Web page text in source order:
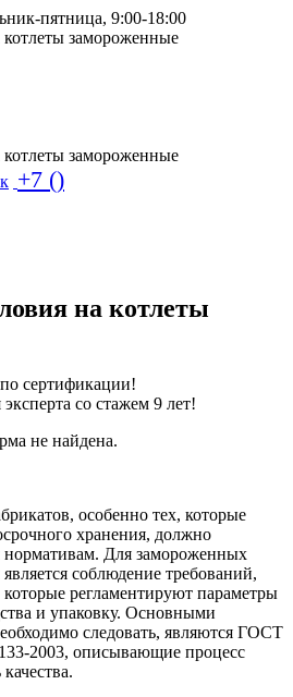
пятница, 9:00-18:00
котлеты замороженные
котлеты замороженные
+7 ()
на котлеты
сертификации!
со стажем 9 лет!
не найдена.
особенно тех, которые
хранения, должно
нормативам. Для замороженных
соблюдение требований,
регламентируют параметры
и упаковку. Основными
следовать, являются ГОСТ
2003, описывающие процесс